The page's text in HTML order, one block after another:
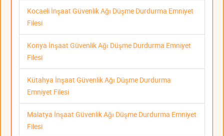
Kocaeli İnşaat Güvenlik Ağı Düşme Durdurma Emniyet
Filesi
Konya İnşaat Güvenlik Ağı Düşme Durdurma Emniyet
Filesi
Kütahya İnşaat Güvenlik Ağı Düşme Durdurma
Emniyet Filesi
Malatya İnşaat Güvenlik Ağı Düşme Durdurma Emniyet
Filesi